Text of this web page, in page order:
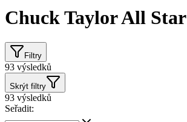
Chuck Taylor All Star
Filtry
93 výsledků
Skrýt filtry
93 výsledků
Seřadit: